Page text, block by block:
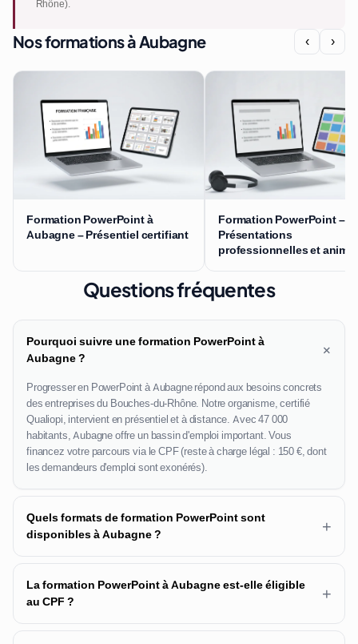
Rhône).
Nos formations à Aubagne ‹ ›
Formation PowerPoint à
Aubagne – Présentiel certifiant
Formation PowerPoint –
Présentations
professionnelles et
Questions fréquentes
Pourquoi suivre une formation PowerPoint à
Aubagne ?
+
Progresser en PowerPoint à Aubagne répond aux besoins concrets
des entreprises du Bouches-du-Rhône. Notre organisme, certifié
Qualiopi, intervient en présentiel et à distance. Avec 47 000
habitants, Aubagne offre un bassin d'emploi important. Vous
financez votre parcours via le CPF (reste à charge légal : 150 €, dont
les demandeurs d'emploi sont exonérés).
Quels formats de formation PowerPoint sont
disponibles à Aubagne ?
+
La formation PowerPoint à Aubagne est-elle éligible
au CPF ?
+